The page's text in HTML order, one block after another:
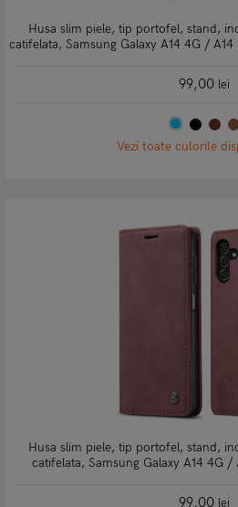
Husa slim piele, tip portofel, stand,
catifelata, Samsung Galaxy A14 4G /
99,00 lei
Vezi toate culorile
Husa slim piele, tip portofel, stand,
catifelata, Samsung Galaxy A14 4G /
99,00 lei